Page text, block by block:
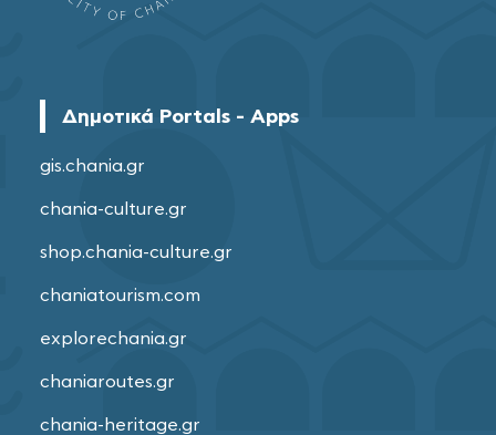
Δημοτικά Portals - Apps
gis.chania.gr
chania-culture.gr
shop.chania-culture.gr
chaniatourism.com
explorechania.gr
chaniaroutes.gr
chania-heritage.gr